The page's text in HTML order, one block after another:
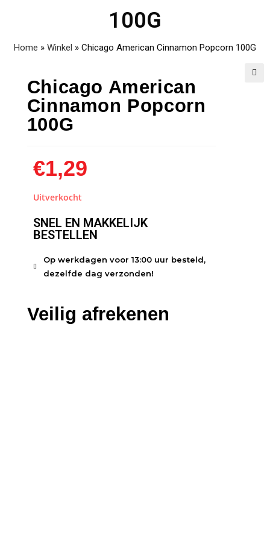
100G
Home » Winkel » Chicago American Cinnamon Popcorn 100G
Chicago American
Cinnamon Popcorn
100G
€1,29
Uitverkocht
SNEL EN MAKKELIJK
BESTELLEN
Op werkdagen voor 13:00 uur besteld,
dezelfde dag verzonden!
Veilig afrekenen